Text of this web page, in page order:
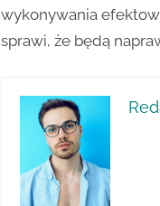
wykonywania
sprawi, że będą